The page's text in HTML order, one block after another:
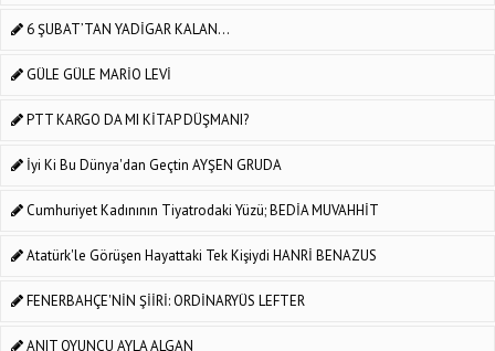
6 ŞUBAT’TAN YADİGAR KALAN…
GÜLE GÜLE MARİO LEVİ
PTT KARGO DA MI KİTAP DÜŞMANI?
İyi Ki Bu Dünya'dan Geçtin AYŞEN GRUDA
Cumhuriyet Kadınının Tiyatrodaki Yüzü; BEDİA MUVAHHİT
Atatürk'le Görüşen Hayattaki Tek Kişiydi HANRİ BENAZUS
FENERBAHÇE'NİN ŞİİRİ: ORDİNARYÜS LEFTER
ANIT OYUNCU AYLA ALGAN